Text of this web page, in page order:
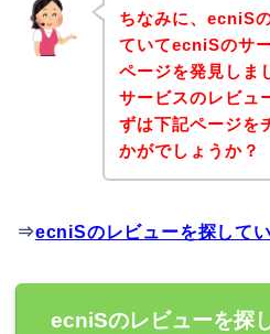
ちなみに、ecniS
ていてecniSのサ
ページを発見しま
サービスのレビュ
ずは下記ページを
かがでしょうか？
⇒ecniSのレビューを探して
ecniSのレビューを探